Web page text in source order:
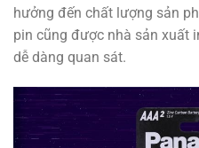
hưởng đến chất lượng sản
pin cũng được nhà sản xuất
dễ dàng quan sát.